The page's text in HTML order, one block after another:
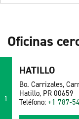
Oficinas
1
HATILLO
Bo. Carrizales,
Hatillo, PR 00659
Teléfono: +1 787-